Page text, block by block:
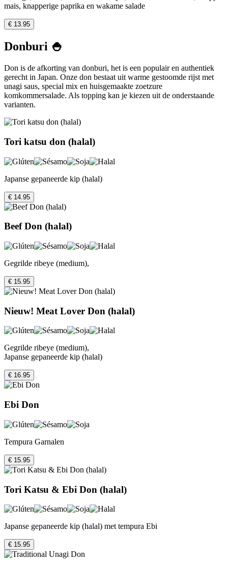
mais, knapperige paprika en wakame salade
€ 13.95
Donburi 🍚
Don is de afkorting van donburi, het is een populair en authentiek
gerecht in Japan. Onze don bestaat uit warme gestoomde rijst met
unagi saus, special mix en huisgemaakte zoetzure
komkommersalade. Als topping kan je kiezen uit de onderstaande
varianten.
Tori katsu don (halal)
Japanse gepaneerde kip (halal)
€ 14.95
Beef Don (halal)
Gegrilde ribeye (medium),
€ 15.95
Nieuw! Meat Lover Don (halal)
Gegrilde ribeye (medium),
Japanse gepaneerde kip (halal)
€ 16.95
Ebi Don
Tempura Garnalen
€ 15.95
Tori Katsu & Ebi Don (halal)
Japanse gepaneerde kip (halal) met tempura Ebi
€ 15.95